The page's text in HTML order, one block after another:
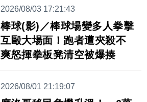
2026/08/03 17:21:43
棒球(影)／棒球場變多人拳擊
互毆大場面！跑者遭夾殺不
爽怒揮拳板凳清空被爆揍
2026/08/01 21:19:07